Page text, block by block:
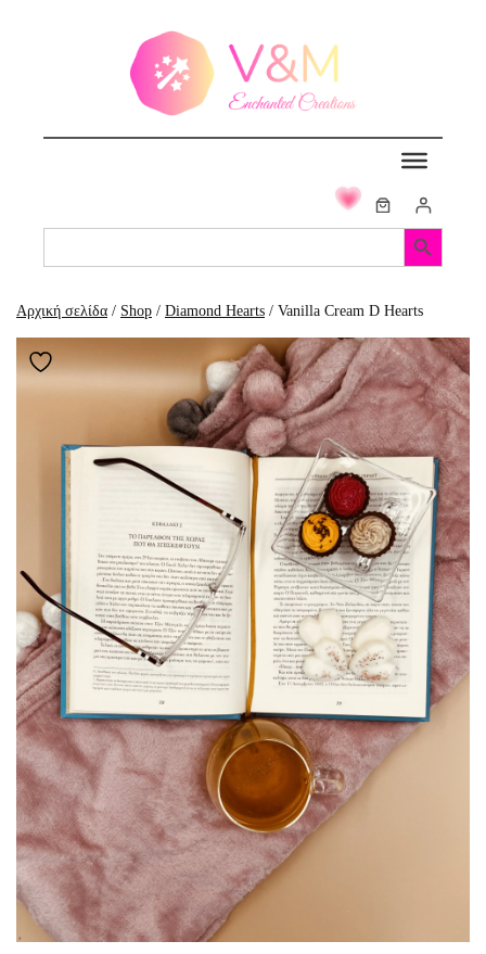
Search
Search Button
Αρχική σελίδα / Shop / Diamond Hearts / Vanilla Cream D Hearts